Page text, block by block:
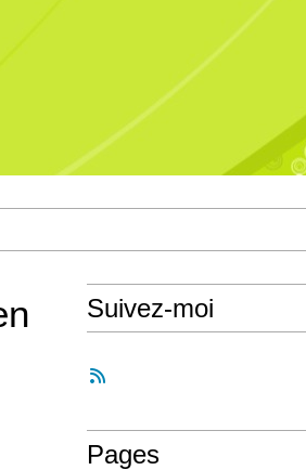
Suivez-moi
Pages